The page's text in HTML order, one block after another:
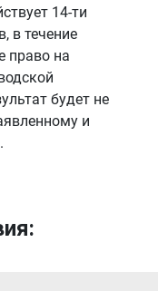
14-ти
в течение
право на
будет не
и